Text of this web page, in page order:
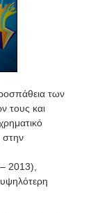
των
τους και
στην
– 2013),